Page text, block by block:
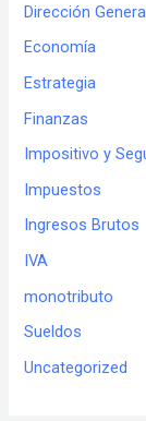
Dirección
Economía
Estrategia
Finanzas
Impositivo y
Impuestos
Ingresos Brutos
IVA
monotributo
Sueldos
Uncategorized